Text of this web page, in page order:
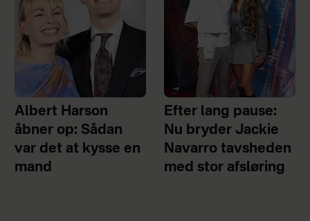
Albert Harson
åbner op: Sådan
var det at kysse en
mand
Efter lang pause:
Nu bryder Jackie
Navarro tavsheden
med stor afsløring